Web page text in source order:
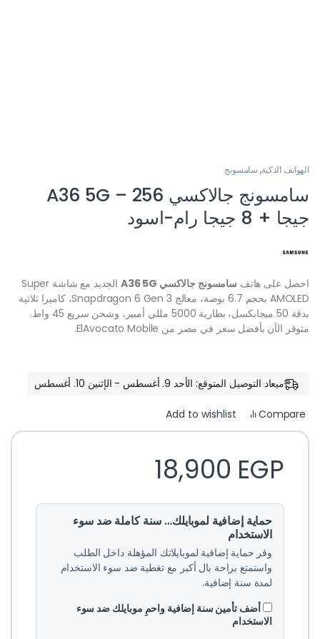
الهواتف الذكية, سامسونج
سامسونج جالاكسي A36 5G – 256
جيجا + 8 جيجا رام-اسود
احصل على هاتف سامسونج جالاكسي A36 5G
الجديد مع شاشة Super
AMOLED بحجم 6.7 بوصة، معالج Snapdragon 6 Gen 3، كاميرا ثلاثية
بدقة 50 ميجابكسل، بطارية 5000 مللي أمبير، وشحن سريع 45 واط.
متوفر الآن بأفضل سعر في مصر من ElAvocato Mobile.
ميعاد التوصيل المتوقع: الأحد 9. أغسطس - الإثنين 10. أغسطس
Compare
Add to wishlist
18,900 EGP
حماية إضافية لموبايلك… سنة كاملة ضد سوء
الاستخدام
وفر حماية إضافية لموبايلاتك المؤهلة داخل الطلب
واستمتع براحة بال أكبر مع تغطية ضد سوء الاستخدام
لمدة سنة إضافية.
أضف تأمين سنة إضافية واحمِ موبايلك ضد سوء
الاستخدام